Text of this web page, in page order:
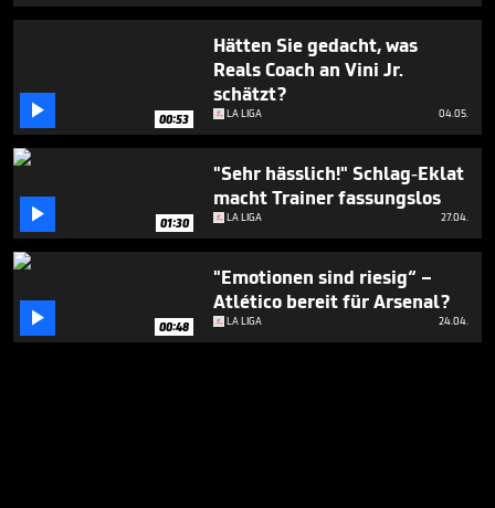
 00:53
Hätten Sie gedacht, was
Reals Coach an Vini Jr.
schätzt?
LA LIGA 04.05.
 01:30
"Sehr hässlich!" Schlag-Eklat
macht Trainer fassungslos
LA LIGA 27.04.
 00:48
"Emotionen sind riesig“ –
Atlético bereit für Arsenal?
LA LIGA 24.04.